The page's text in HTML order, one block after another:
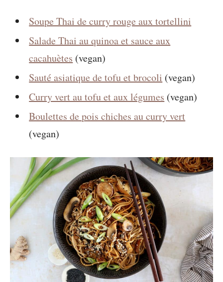
Soupe Thai de curry rouge aux tortellini
Salade Thai au quinoa et sauce aux
cacahuètes (vegan)
Sauté asiatique de tofu et brocoli (vegan)
Curry vert au tofu et aux légumes (vegan)
Boulettes de pois chiches au curry vert
(vegan)